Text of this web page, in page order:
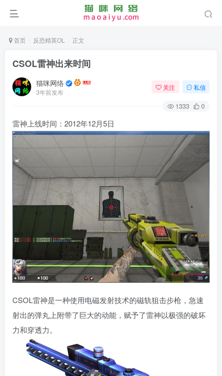
首页 反恐精英OL 正文
CSOL雷神出来时间
猫咪网络
3年前发布
关注 私信
1333 0
雷神上线时间：2012年12月5日
CSOL雷神是一种使用电磁发射技术的磁轨狙击步枪，急速
射出的弹丸上附带了巨大的动能，赋予了雷神以极强的破坏
力和穿透力。